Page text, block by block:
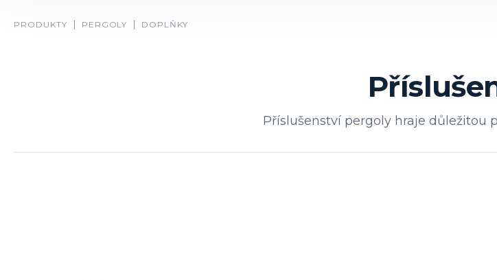
PRODUKTY PERGOLY DOPLŇKY
Příslušenství pergoly hraje důležitou